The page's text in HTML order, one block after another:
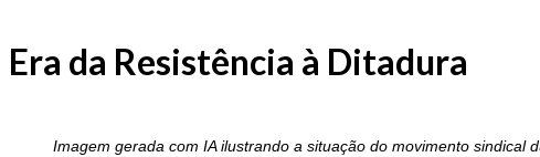
Era da Resistência à Ditadura
Imagem gerada com IA ilustrando a situação do movimento sindical